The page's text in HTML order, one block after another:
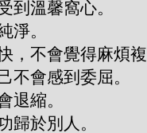
溫馨窩心。
淨。
，不會覺得麻煩
會感到委屈。
退縮。
於別人。